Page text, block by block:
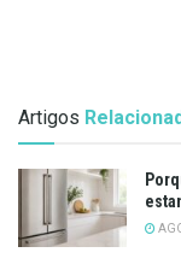
Artigos